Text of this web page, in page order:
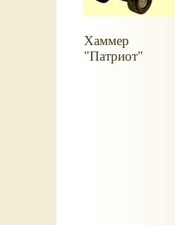
Хаммер
"Патриот"